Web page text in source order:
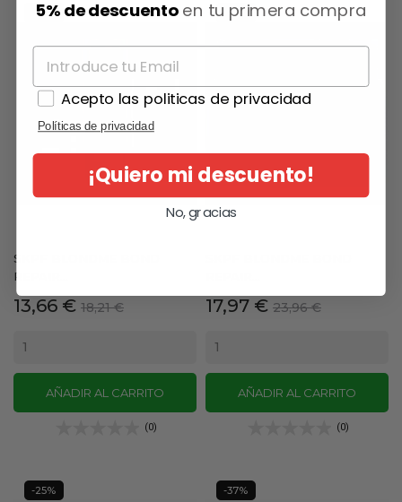
SKPF BLONDME BOND
REPAIR...
Precio
13,66 € Precio
18,21 €
AÑADIR AL CARRITO
(0)
-25%
Precio
17,97 € Precio
23,96 €
AÑADIR AL CARRITO
(0)
-25%
-25% -37%
5% de descuentoen tu primera compra
Acepto las politicas de privacidad
Políticas de privacidad
¡Quiero mi descuento!
No, gracias